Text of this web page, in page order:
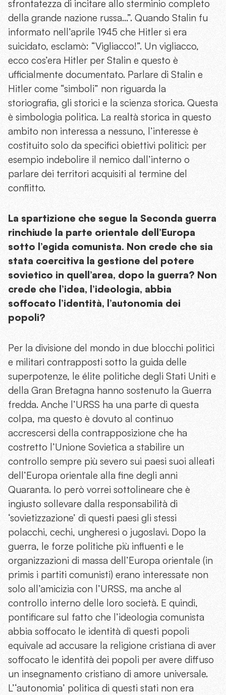
sfrontatezza di incitare allo sterminio completo
della grande nazione russa…”. Quando Stalin fu
informato nell’aprile 1945 che Hitler si era
suicidato, esclamò: “Vigliacco!”. Un vigliacco,
ecco cos’era Hitler per Stalin e questo è
ufficialmente documentato. Parlare di Stalin e
Hitler come “simboli” non riguarda la
storiografia, gli storici e la scienza storica. Questa
è simbologia politica. La realtà storica in questo
ambito non interessa a nessuno, l’interesse è
costituito solo da specifici obiettivi politici: per
esempio indebolire il nemico dall’interno o
parlare dei territori acquisiti al termine del
conflitto.
La spartizione che segue la Seconda guerra
rinchiude la parte orientale dell’Europa
sotto l’egida comunista. Non crede che sia
stata coercitiva la gestione del potere
sovietico in quell’area, dopo la guerra? Non
crede che l’idea, l’ideologia, abbia
soffocato l’identità, l’autonomia dei
popoli?
Per la divisione del mondo in due blocchi politici
e militari contrapposti sotto la guida delle
superpotenze, le élite politiche degli Stati Uniti e
della Gran Bretagna hanno sostenuto la Guerra
fredda. Anche l’URSS ha una parte di questa
colpa, ma questo è dovuto al continuo
accrescersi della contrapposizione che ha
costretto l’Unione Sovietica a stabilire un
controllo sempre più severo sui paesi suoi alleati
dell’Europa orientale alla fine degli anni
Quaranta. Io però vorrei sottolineare che è
ingiusto sollevare dalla responsabilità di
‘sovietizzazione’ di questi paesi gli stessi
polacchi, cechi, ungheresi o jugoslavi. Dopo la
guerra, le forze politiche più influenti e le
organizzazioni di massa dell’Europa orientale (in
primis i partiti comunisti) erano interessate non
solo all’amicizia con l’URSS, ma anche al
controllo interno delle loro società. E quindi,
pontificare sul fatto che l’ideologia comunista
abbia soffocato le identità di questi popoli
equivale ad accusare la religione cristiana di aver
soffocato le identità dei popoli per avere diffuso
un insegnamento cristiano di amore universale.
L’‘autonomia’ politica di questi stati non era